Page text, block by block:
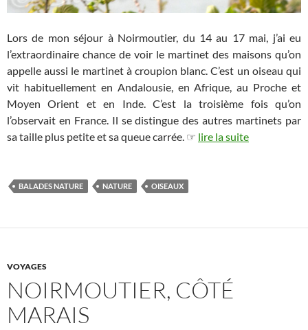
Lors de mon séjour à Noirmoutier, du 14 au 17 mai, j’ai eu
l’extraordinaire chance de voir le martinet des maisons qu’on
appelle aussi le martinet à croupion blanc. C’est un oiseau qui
vit habituellement en Andalousie, en Afrique, au Proche et
Moyen Orient et en Inde. C’est la troisième fois qu’on
l’observait en France. Il se distingue des autres martinets par
sa taille plus petite et sa queue carrée. ☞ lire la suite
BALADES NATURE NATURE OISEAUX
VOYAGES
NOIRMOUTIER, CÔTÉ
MARAIS